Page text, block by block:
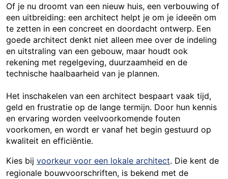
Of je nu droomt van een nieuw huis, een verbouwing of
een uitbreiding: een architect helpt je om je ideeën om
te zetten in een concreet en doordacht ontwerp. Een
goede architect denkt niet alleen mee over de indeling
en uitstraling van een gebouw, maar houdt ook
rekening met regelgeving, duurzaamheid en de
technische haalbaarheid van je plannen.
Het inschakelen van een architect bespaart vaak tijd,
geld en frustratie op de lange termijn. Door hun kennis
en ervaring worden veelvoorkomende fouten
voorkomen, en wordt er vanaf het begin gestuurd op
kwaliteit en efficiëntie.
Kies bij voorkeur voor een lokale architect. Die kent de
regionale bouwvoorschriften, is bekend met de